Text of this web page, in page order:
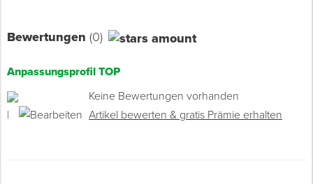
Bewertungen (0)
Anpassungsprofil TOP
Keine Bewertungen vorhanden
|
Artikel bewerten & gratis Prämie erhalten